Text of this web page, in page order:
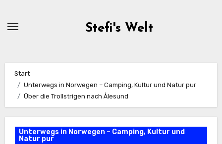
Stefi's Welt
Start
Unterwegs in Norwegen – Camping, Kultur und Natur pur
Über die Trollstrigen nach Ålesund
Unterwegs in Norwegen – Camping, Kultur und
Natur pur